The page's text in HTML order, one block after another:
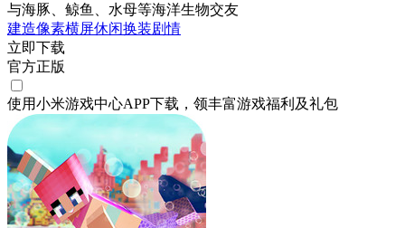
与海豚、鲸鱼、水母等海洋生物交友
建造像素横屏休闲换装剧情
立即下载
官方正版
使用小米游戏中心APP下载 ，领丰富游戏福利 及礼包